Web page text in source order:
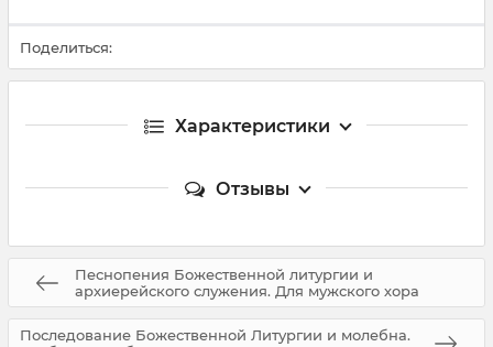
Поделиться:
Характеристики
Отзывы
Песнопения Божественной литургии и
архиерейского служения. Для мужского хора
Последование Божественной Литургии и молебна.